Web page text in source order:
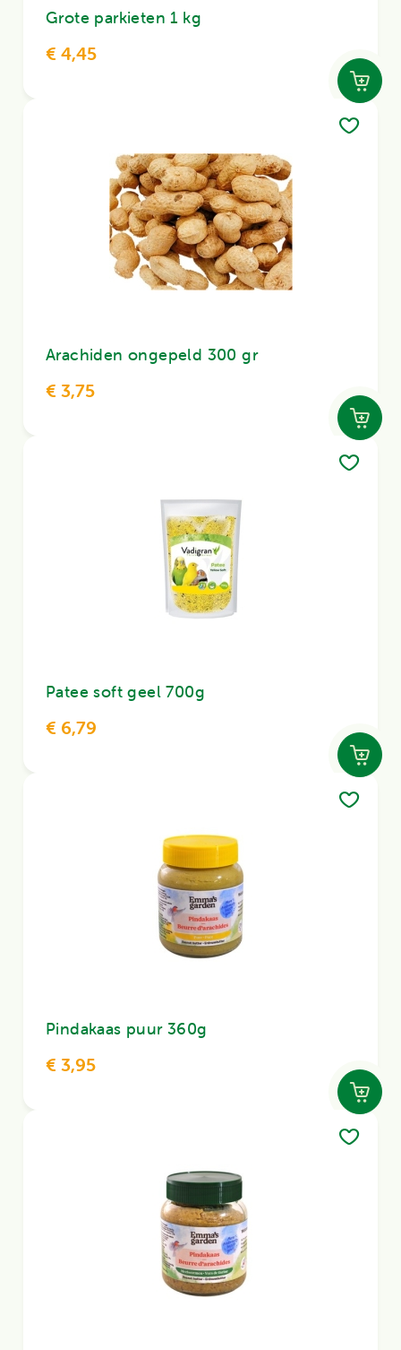
Grote parkieten 1 kg
€ 4,45
Arachiden ongepeld 300 gr
€ 3,75
Patee soft geel 700g
€ 6,79
Pindakaas puur 360g
€ 3,95